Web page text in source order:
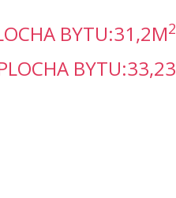
BYTU:31,2M2
BYTU:33,23